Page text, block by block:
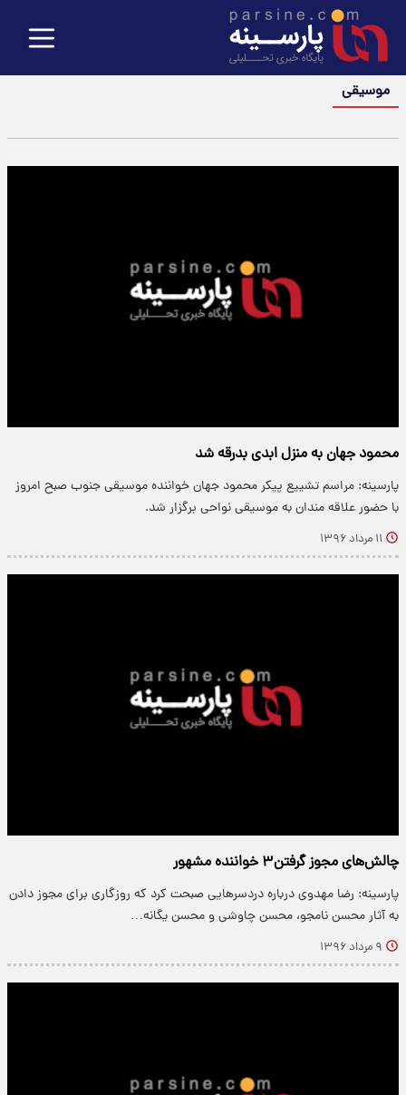
موسیقی
محمود جهان به منزل ابدی بدرقه شد
پارسینه: مراسم تشییع پیکر محمود جهان خواننده موسیقی جنوب صبح امروز
با حضور علاقه مندان به موسیقی نواحی برگزار شد.
۱۱ مرداد ۱۳۹۶
چالش‌های مجوز گرفتن۳ خواننده مشهور
پارسینه: رضا مهدوی درباره دردسرهایی صبحت کرد که روزگاری برای مجوز دادن
به آثار محسن نامجو، محسن چاوشی و محسن یگانه…
۹ مرداد ۱۳۹۶